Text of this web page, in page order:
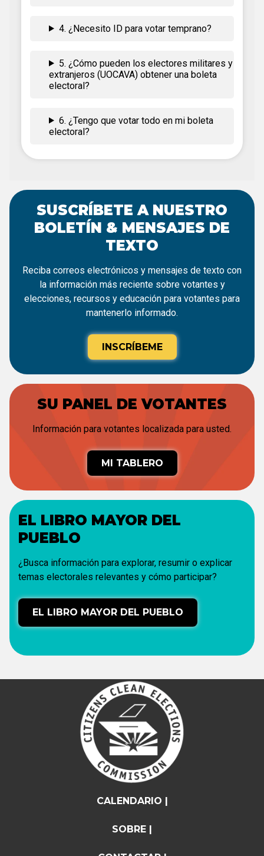
4. ¿Necesito ID para votar temprano?
5. ¿Cómo pueden los electores militares y
extranjeros (UOCAVA) obtener una boleta
electoral?
6. ¿Tengo que votar todo en mi boleta
electoral?
SUSCRÍBETE A NUESTRO
BOLETÍN & MENSAJES DE
TEXTO
Reciba correos electrónicos y mensajes de texto con
la información más reciente sobre votantes y
elecciones, recursos y educación para votantes para
mantenerlo informado.
INSCRÍBEME
SU PANEL DE VOTANTES
Información para votantes localizada para usted.
MI TABLERO
EL LIBRO MAYOR DEL
PUEBLO
¿Busca información para explorar, resumir o explicar
temas electorales relevantes y cómo participar?
EL LIBRO MAYOR DEL PUEBLO
CALENDARIO |
SOBRE |